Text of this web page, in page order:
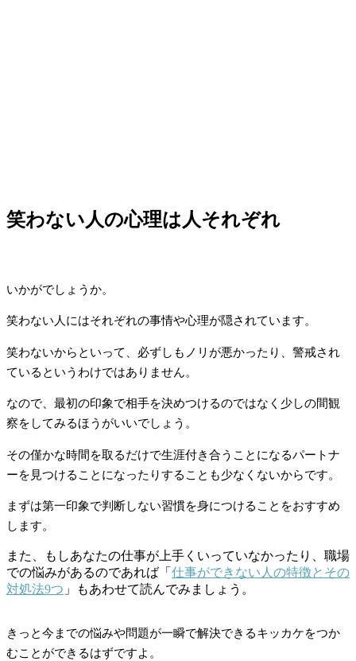
笑わない人の心理は人それぞれ
いかがでしょうか。
笑わない人にはそれぞれの事情や心理が隠されています。
笑わないからといって、必ずしもノリが悪かったり、警戒され
ているというわけではありません。
なので、最初の印象で相手を決めつけるのではなく少しの間観
察をしてみるほうがいいでしょう。
その僅かな時間を取るだけで生涯付き合うことになるパートナ
ーを見つけることになったりすることも少なくないからです。
まずは第一印象で判断しない習慣を身につけることをおすすめ
します。
また、もしあなたの仕事が上手くいっていなかったり、職場
での悩みがあるのであれば「 仕事ができない人の特徴とその
対処法9つ 」もあわせて読んでみましょう。
きっと今までの悩みや問題が一瞬で解決できるキッカケをつか
むことができるはずですよ。